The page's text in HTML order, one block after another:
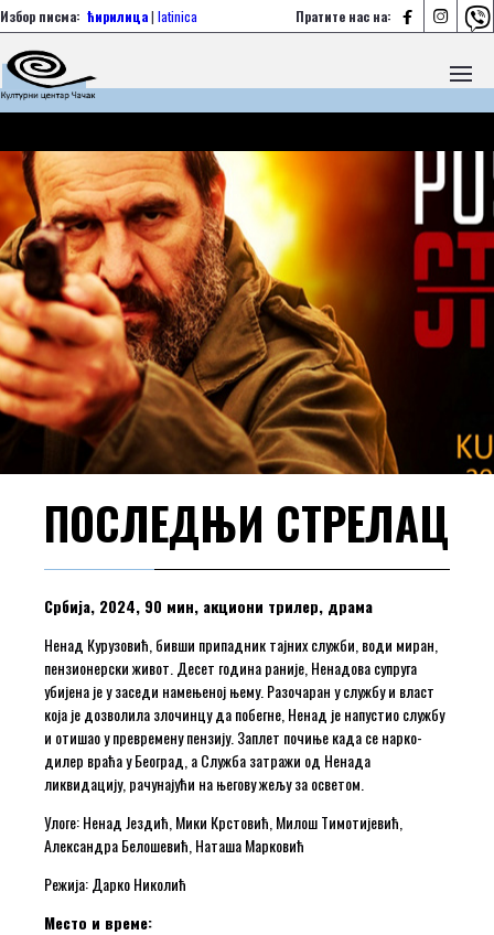
Пратите нас на:   
Избор писма: ћирилица| latinica
ПОСЛЕДЊИ СТРЕЛАЦ
Србија, 2024, 90 мин, акциони трилер, драма
Ненад Курузовић, бивши припадник тајних служби, води миран,
пензионерски живот. Десет година раније, Ненадова супруга
убијена је у заседи намењеној њему. Разочаран у службу и власт
која је дозволила злочинцу да побегне, Ненад је напустио службу
и отишао у превремену пензију. Заплет почиње када се нарко-
дилер враћа у Београд, а Служба затражи од Ненада
ликвидацију, рачунајући на његову жељу за осветом.
Улоге: Ненад Јездић, Мики Крстовић, Милош Тимотијевић,
Александра Белошевић, Наташа Марковић
Режија: Дарко Николић
Место и време: